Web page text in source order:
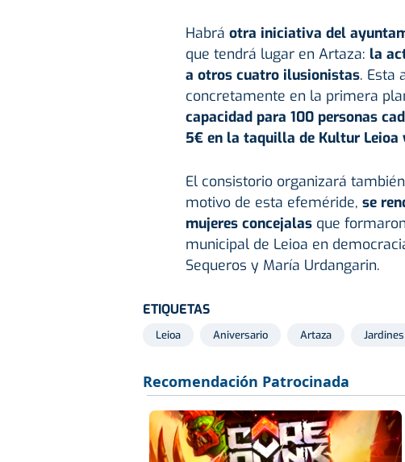
Habrá otra iniciativa del
que tendrá lugar en Artaza: la
a otros cuatro ilusionistas. Esta
concretamente en la primera
capacidad para 100 personas
5€ en la taquilla de Kultur Leioa
El consistorio organizará
motivo de esta efeméride, se
mujeres concejalasque
municipal de Leioa en
Sequeros y María Urdangarin.
ETIQUETAS
Leioa Aniversario Artaza Jardines